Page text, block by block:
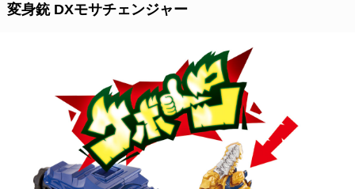
変身銃 DXモサチェンジャー